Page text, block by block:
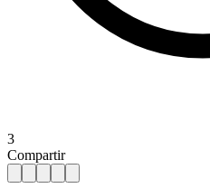
3
Compartir